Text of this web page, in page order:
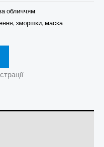
обличчям
, зморшки, маска